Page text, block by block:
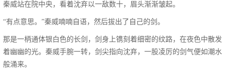
秦威站在院中央，看着沈弃以一敌数十，眉头渐渐皱起。
“有点意思。”秦威喃喃自语，然后拔出了自己的剑。
那是一柄通体银白色的长剑，剑身上镌刻着细密的纹路，在夜色中散发
着幽幽的光。秦威手腕一转，剑尖指向沈弃，一股凌厉的剑气便如潮水
般涌来。